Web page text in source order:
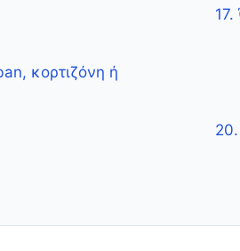
17.
κορτιζόνη ή